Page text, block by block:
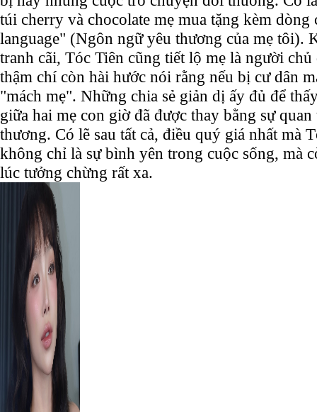
túi cherry và chocolate mẹ mua tặng kèm
language" (Ngôn ngữ yêu thương của mẹ tôi).
tranh cãi, Tóc Tiên cũng tiết lộ mẹ là người
thậm chí còn hài hước nói rằng nếu bị cư dân
"mách mẹ". Những chia sẻ giản dị ấy đủ để
giữa hai mẹ con giờ đã được thay bằng sự
thương. Có lẽ sau tất cả, điều quý giá nhất mà
không chỉ là sự bình yên trong cuộc sống, mà
lúc tưởng chừng rất xa.